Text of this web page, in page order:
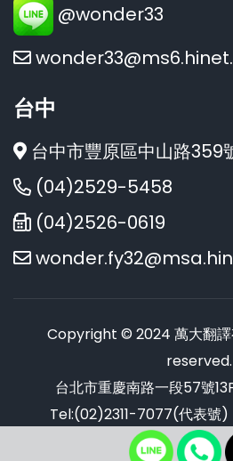
@wonder33
台中
台中市豐原區中山路359
(04)2529-5458
(04)2526-0619
Copyright © 2024 萬大翻
reserved.
台北市重慶南路一段57號
Tel:(02)2311-7077(代表號)